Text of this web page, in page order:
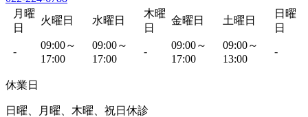
月曜
日
火曜日 水曜日
木曜
日
金曜日 土曜日
日曜
日
-
09:00～
17:00
09:00～
17:00
-
09:00～
17:00
09:00～
13:00
-
休業日
日曜、月曜、木曜、祝日休診